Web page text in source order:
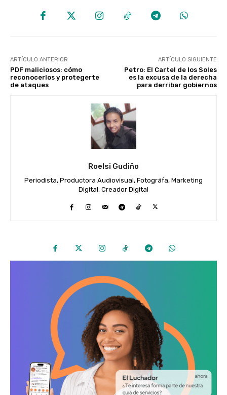
ARTÍCULO ANTERIOR
PDF maliciosos: cómo
reconocerlos y protegerte
de ataques
ARTÍCULO SIGUIENTE
Petro: El Cartel de los Soles
es la excusa de la derecha
para derribar gobiernos
Roelsi Gudiño
Periodista, Productora Audiovisual, Fotográfa, Marketing
Digital, Creador Digital